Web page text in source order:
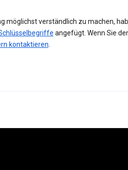
möglichst verständlich zu machen,
angefügt. Wenn Sie
kontaktieren.